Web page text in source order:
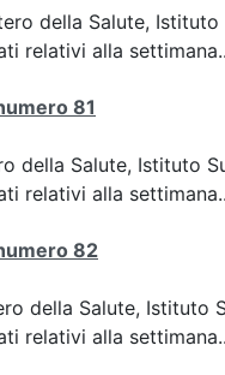
della Salute,
relativi alla
81
della Salute, Istituto
relativi alla
82
della Salute, Istituto
relativi alla